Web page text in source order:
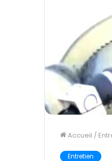
Accueil /
Entretien